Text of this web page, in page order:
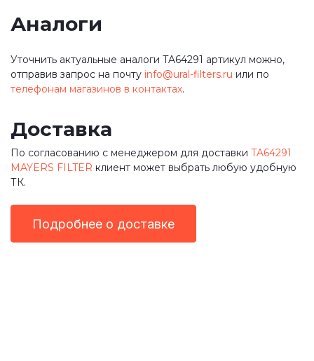
Аналоги
Уточнить актуальные аналоги TA64291 артикул можно,
отправив запрос на почту info@ural-filters.ru или по
телефонам магазинов в контактах.
Доставка
По согласованию с менеджером для доставки TA64291
MAYERS FILTER клиент может выбрать любую удобную
ТК.
Подробнее о доставке